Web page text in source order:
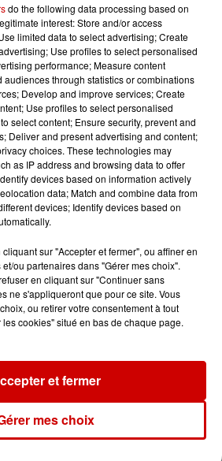
- Gagnez vos entrées
l'un des zoos de nos
!
Vacances - Gagnez
séjour en famille au cœur
Vacances : inscrivez-
!
do the following data processing based on
interest: Store and/or access
limited data to select advertising; Create
Use profiles to select personalised
performance; Measure content
audiences through statistics or combinations
Develop and improve services; Create
Use profiles to select personalised
select content; Ensure security, prevent and
Deliver and present advertising and content;
choices. These technologies may
as IP address and browsing data to offer
devices based on information actively
data; Match and combine data from
devices; Identify devices based on
sur "Accepter et fermer", ou affiner en
ou partenaires dans "Gérer mes choix".
en cliquant sur "Continuer sans
ne s'appliqueront que pour ce site. Vous
ou retirer votre consentement à tout
cookies" situé en bas de chaque page.
mes choix
et fermer